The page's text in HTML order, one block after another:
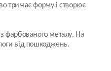
тримає форму і створює
фарбованого металу. На
від пошкоджень.